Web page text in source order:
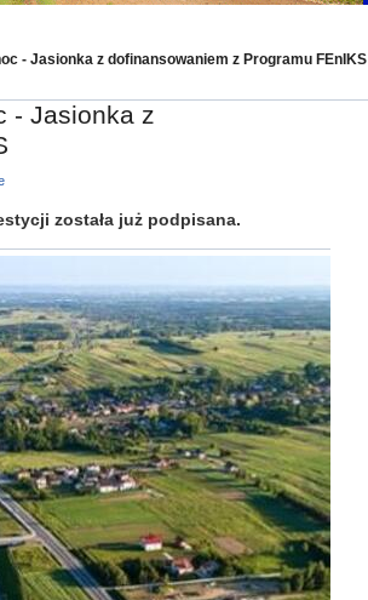
- Jasionka z dofinansowaniem z Programu FEnIKS
- Jasionka z
została już podpisana.